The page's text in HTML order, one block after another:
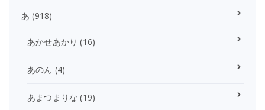
あ (918)
あかせあかり (16)
あのん (4)
あまつまりな (19)